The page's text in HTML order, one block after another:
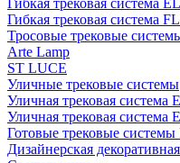
Гибкая трековая система
Гибкая трековая система
Тросовые трековые
Arte Lamp
ST LUCE
Уличные трековые системы
Уличная трековая система
Уличная трековая
Готовые трековые
Дизайнерская